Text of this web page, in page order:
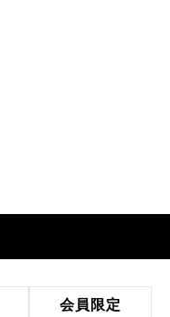
会員限定